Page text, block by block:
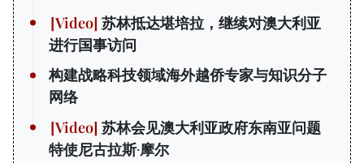
苏林抵达堪培拉，继续对澳大利亚
进行国事访问
构建战略科技领域海外越侨专家与知识分子
网络
苏林会见澳大利亚政府东南亚问题
特使尼古拉斯·摩尔